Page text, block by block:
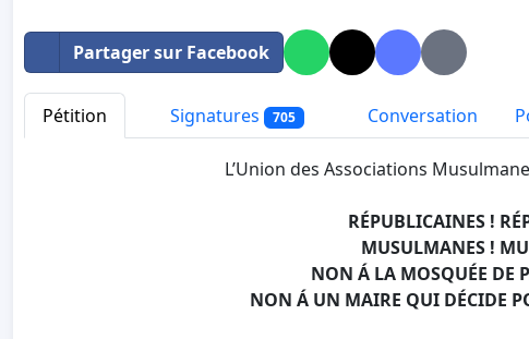
Partager sur Facebook
Pétition Signatures 705 Conversation
L’Union des Associations
RÉPUBLICAINES !
MUSULMANES !
NON Á LA MOSQUÉE DE
NON Á UN MAIRE QUI DÉCIDE